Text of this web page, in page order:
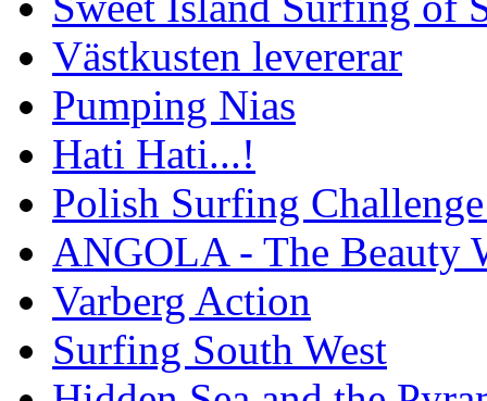
Västkusten levererar
Pumping Nias
Hati Hati...!
Polish Surfing
ANGOLA - The Beauty
Varberg Action
Surfing South West